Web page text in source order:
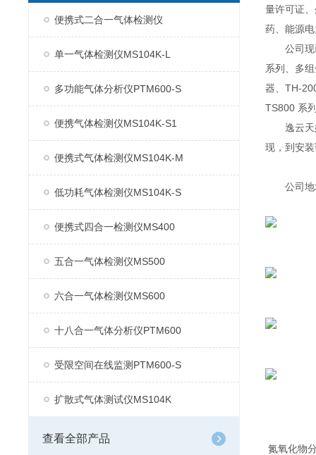
便携式二合一气体检测仪
单一气体检测仪MS104K-L
多功能气体分析仪PTM600-S
便携气体检测仪MS104K-S1
便携式气体检测仪MS104K-M
低功耗气体检测仪MS104K-S
便携式四合一检测仪MS400
五合一气体检测仪MS500
六合一气体检测仪MS600
十八合一气体分析仪PTM600
受限空间在线监测PTM600-S
扩散式气体测试仪MS104K
查看全部产品
量许可证
药、能源
公司现已
系列、多
器、TH-
TS800 系
逸云天始
现，到安
公司地址
氮氧化物